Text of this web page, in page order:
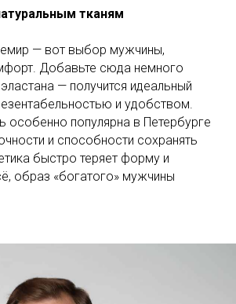
тканям
— вот выбор мужчины,
Добавьте сюда немного
— получится идеальный
и удобством.
особенно популярна в Петербурге
и способности сохранять
быстро теряет форму и
образ «богатого» мужчины